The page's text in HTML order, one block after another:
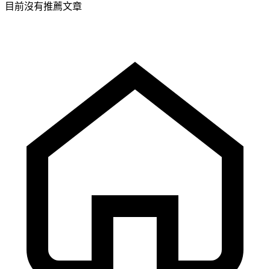
目前沒有推薦文章